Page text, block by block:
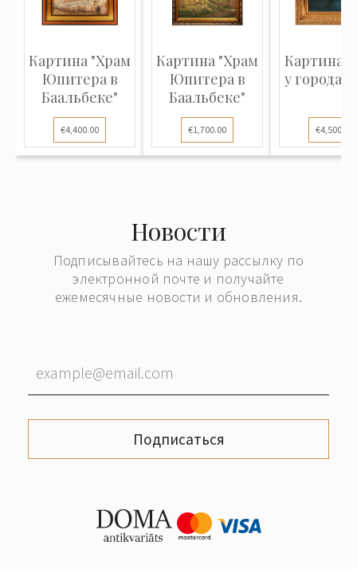
Картина "Храм
Юпитера в
Баальбеке"
€4,400.00
Картина "Храм
Юпитера в
Баальбеке"
€1,700.00
Картина
у города
€4,500.00
Новости
Подписывайтесь на нашу рассылку по
электронной почте и получайте
ежемесячные новости и обновления.
Подписаться